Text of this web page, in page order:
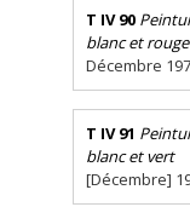
T IV 90
blanc et rouge
Décembre
T IV 91
blanc et vert
[Décembre]